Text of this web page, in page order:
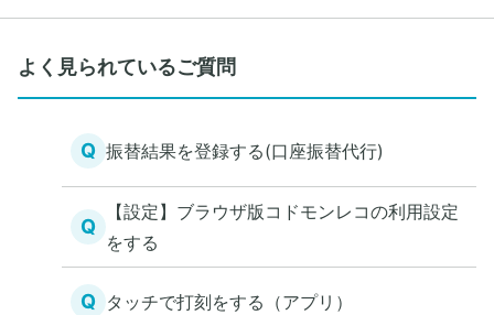
よく見られているご質問
Q 振替結果を登録する(口座振替代行)
Q
【設定】ブラウザ版コドモンレコの利用設定
をする
Q タッチで打刻をする（アプリ）